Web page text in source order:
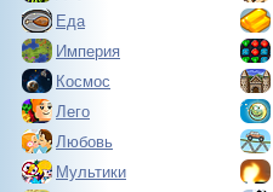
Еда
Империя
Космос
Лего
Любовь
Мультики